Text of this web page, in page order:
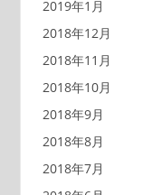
2019年1月
2018年12月
2018年11月
2018年10月
2018年9月
2018年8月
2018年7月